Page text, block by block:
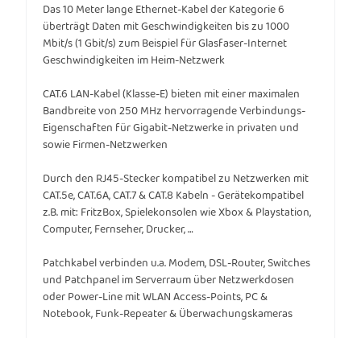
Das 10 Meter lange Ethernet-Kabel der Kategorie 6
überträgt Daten mit Geschwindigkeiten bis zu 1000
Mbit/s (1 Gbit/s) zum Beispiel für Glasfaser-Internet
Geschwindigkeiten im Heim-Netzwerk
CAT.6 LAN-Kabel (Klasse-E) bieten mit einer maximalen
Bandbreite von 250 MHz hervorragende Verbindungs-
Eigenschaften für Gigabit-Netzwerke in privaten und
sowie Firmen-Netzwerken
Durch den RJ45-Stecker kompatibel zu Netzwerken mit
CAT.5e, CAT.6A, CAT.7 & CAT.8 Kabeln - Gerätekompatibel
z.B. mit: FritzBox, Spielekonsolen wie Xbox & Playstation,
Computer, Fernseher, Drucker, …
Patchkabel verbinden u.a. Modem, DSL-Router, Switches
und Patchpanel im Serverraum über Netzwerkdosen
oder Power-Line mit WLAN Access-Points, PC &
Notebook, Funk-Repeater & Überwachungskameras